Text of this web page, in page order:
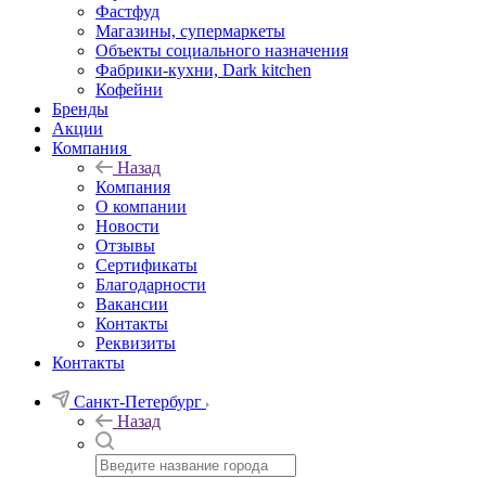
Фастфуд
Магазины, супермаркеты
Объекты социального назначения
Фабрики-кухни, Dark kitchen
Кофейни
Бренды
Акции
Компания
Назад
Компания
О компании
Новости
Отзывы
Сертификаты
Благодарности
Вакансии
Контакты
Реквизиты
Контакты
Санкт-Петербург
Назад